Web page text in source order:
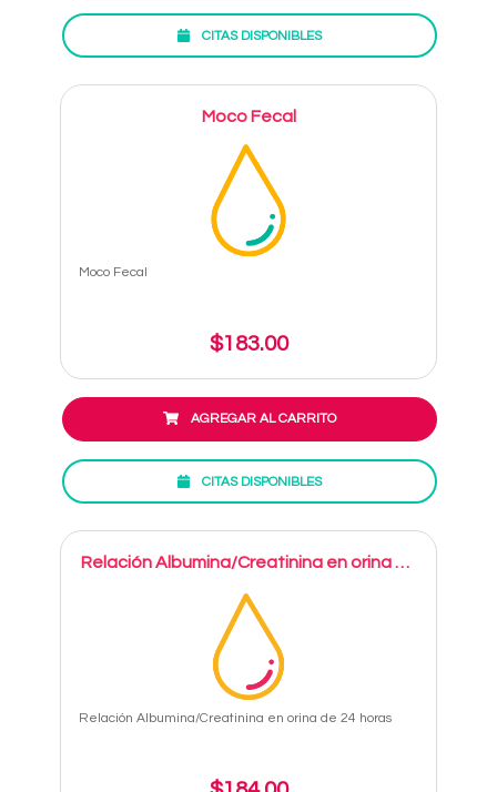
CITAS DISPONIBLES
Moco Fecal
Moco Fecal
$183.00
AGREGAR AL CARRITO
CITAS DISPONIBLES
Relación Albumina/Creatinina en orina de
Relación Albumina/Creatinina en orina de 24 horas